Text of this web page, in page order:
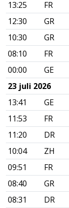
13:25
FR
12:30
GR
10:30
GR
08:10
FR
00:00
GE
23 juli 2026
13:41
GE
11:53
FR
11:20
DR
10:04
ZH
09:51
FR
08:40
GR
08:31
DR